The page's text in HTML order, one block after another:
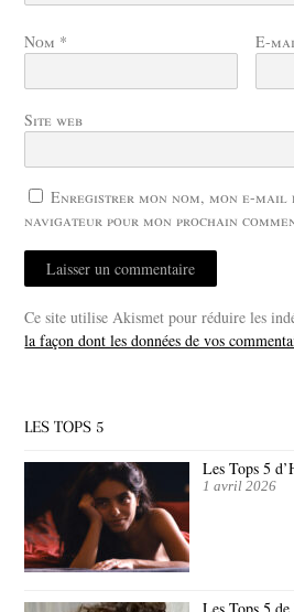
Nom * E-
Site web
Enregistrer mon nom, mon e-mail
navigateur pour mon prochain
Ce site utilise Akismet pour réduire les
la façon dont les données de vos
LES TOPS 5
Les Tops 5
1 avril 2026